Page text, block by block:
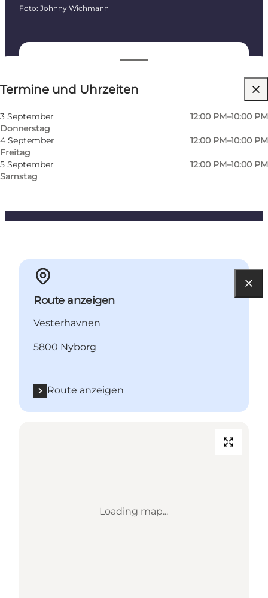
Termine und Uhrzeiten
Termine und Uhrzeiten
3 September
Donnerstag
12:00 PM–10:00 PM
4 September
Freitag
12:00 PM–10:00 PM
5 September
Samstag
12:00 PM–10:00 PM
Kostenlos
Website besuchen
Hunde erlaubt
Freunde, Mein Partner, Mir selbst
Foto: Johnny Wichmann
Route anzeigen
Vesterhavnen
5800 Nyborg
Route anzeigen
Loading map...